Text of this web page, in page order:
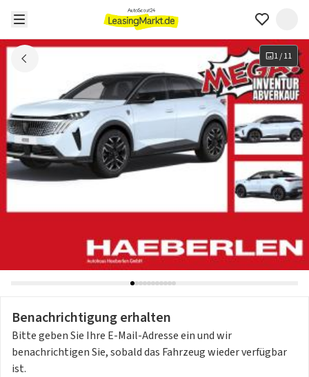
1/11
Benachrichtigung erhalten
Bitte geben Sie Ihre E-Mail-Adresse ein und wir
benachrichtigen Sie, sobald das Fahrzeug wieder verfügbar
ist.